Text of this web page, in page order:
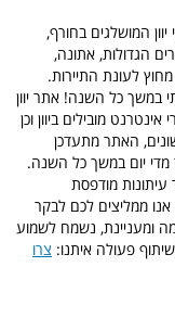
המושלגים בחורף,
הגדולות, אתונה,
מחוץ לעונת התיירות.
במשך כל השנה! אתר יוון
מובילים ביוון וכן
האתר מתעדכן
מדי יום במשך כל השנה.
מודפסת
ממליצים לכם לבקר
ומעניינת, נשמח לשמוע
פעולה איתנו: צרו